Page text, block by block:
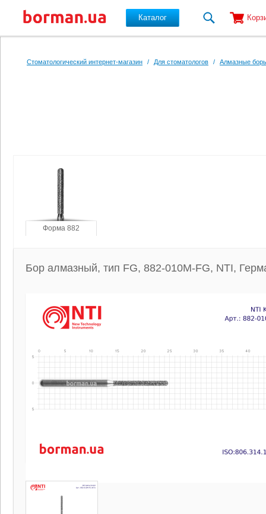
Каталог
Стоматологический интернет-магазин / Для стоматологов / Алмазные
Форма 882
Бор алмазный, тип FG, 882-010M-FG, NTI,